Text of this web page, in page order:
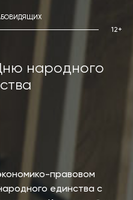
народного
правовом
единства с